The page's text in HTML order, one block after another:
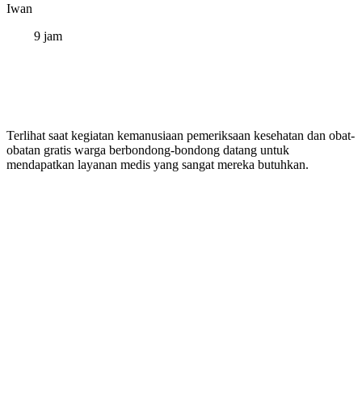
Iwan
9 jam
Terlihat saat kegiatan kemanusiaan pemeriksaan kesehatan dan obat-
obatan gratis warga berbondong-bondong datang untuk
mendapatkan layanan medis yang sangat mereka butuhkan.